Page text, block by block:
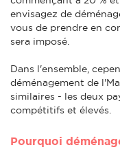
envisagez de
vous de prendre en
sera imposé.
Dans l'ensemble,
déménagement de
similaires - les deux
compétitifs et élevés.
Pourquoi